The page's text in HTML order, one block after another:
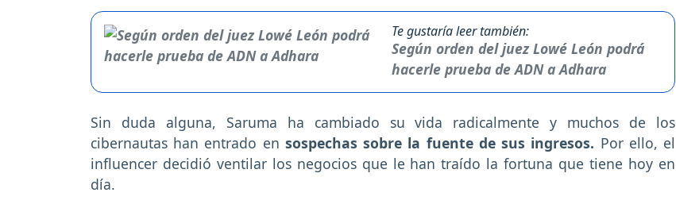
Te gustaría leer también:
Según orden del juez Lowé León podrá
hacerle prueba de ADN a Adhara
Sin duda alguna, Saruma ha cambiado su vida radicalmente y muchos de los
cibernautas han entrado en sospechas sobre la fuente de sus ingresos. Por ello, el
influencer decidió ventilar los negocios que le han traído la fortuna que tiene hoy en
día.